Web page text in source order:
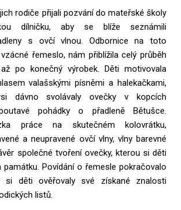
rodiče přijali pozvání do mateřské školy
dílničku, aby se blíže seznámili
s ovčí vlnou. Odbornice na toto
řemeslo, nám přiblížila celý průběh
po konečný výrobek. Děti motivovala
valašskými písněmi a halekačkami,
dávno svolávaly ovečky v kopcích
pohádky o přadleně Bětušce.
práce na skutečném kolovrátku,
a neupravené ovčí vlny, vlny barevné
společné tvoření ovečky, kterou si děti
Povídání o řemesle pokračovalo
děti ověřovaly své získané znalosti
listů.